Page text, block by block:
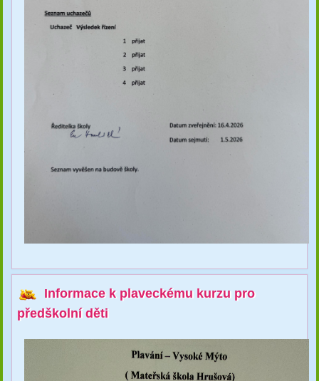
Informace k plaveckému kurzu pro
předškolní děti